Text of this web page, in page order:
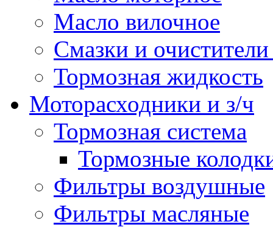
Масло вилочное
Смазки и
Тормозная жидкость
Моторасходники и з/ч
Тормозная система
Тормозные
Фильтры воздушные
Фильтры масляные